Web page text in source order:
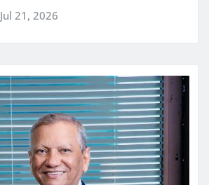
Jul 21, 2026